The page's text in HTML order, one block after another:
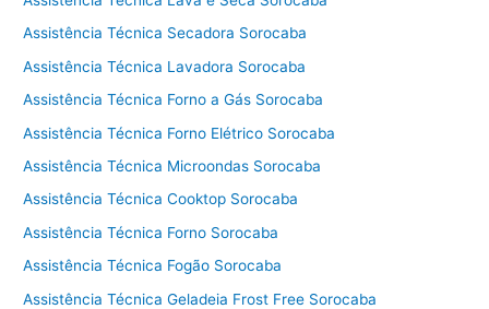
Assistência Técnica Secadora Sorocaba
Assistência Técnica Lavadora Sorocaba
Assistência Técnica Forno a Gás Sorocaba
Assistência Técnica Forno Elétrico Sorocaba
Assistência Técnica Microondas Sorocaba
Assistência Técnica Cooktop Sorocaba
Assistência Técnica Forno Sorocaba
Assistência Técnica Fogão Sorocaba
Assistência Técnica Geladeia Frost Free Sorocaba